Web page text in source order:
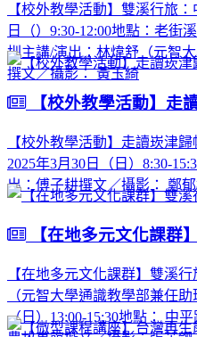
【校外教學活動】雙溪行旅
日（）9:30-12:00地點：老街
圳主講/演出：林煒舒（元智
撰文／攝影： 黃玉綺
【校外教學活動】走讀崁
【校外教學活動】走讀崁津歸
2025年3月30日（日）8:30-
出：傅子耕撰文／攝影： 鄭
【在地多元文化課群
【在地多元文化課群】雙溪
（元智大學通識教學部兼任
（日）13:00-15:30地點： 中